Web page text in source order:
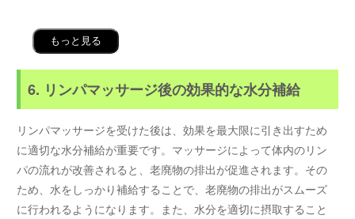
もっと見る
6. リンパマッサージ後の効果的な水分補給
リンパマッサージを受けた後は、効果を最大限に引き出すため
に適切な水分補給が重要です。マッサージによって体内のリン
パの流れが改善されると、老廃物の排出が促進されます。その
ため、水をしっかり補給することで、老廃物の排出がスムーズ
に行われるようになります。また、水分を適切に摂取すること